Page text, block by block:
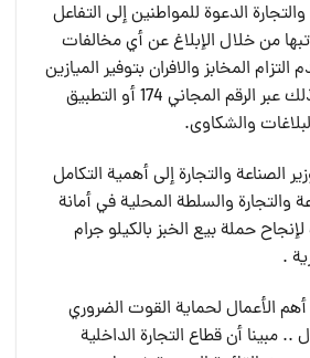
الدعوة للمواطنين إلى التفاعل
من خلال الإبلاغ عن أي مخالفات
المخابز والافران بتوفير الميازين
والبيع بالكيلو جرام وذلك عبر الرقم المجاني 174 أو التطبيق
والشكاوى.
الصناعة والتجارة إلى أهمية التكامل
والتجارة والسلطة المحلية في أمانة
حملة بيع الخبز بالكيلو جرام
.
الأعمال لحماية القوت الضروري
مبينا أن قطاع التجارة الداخلية